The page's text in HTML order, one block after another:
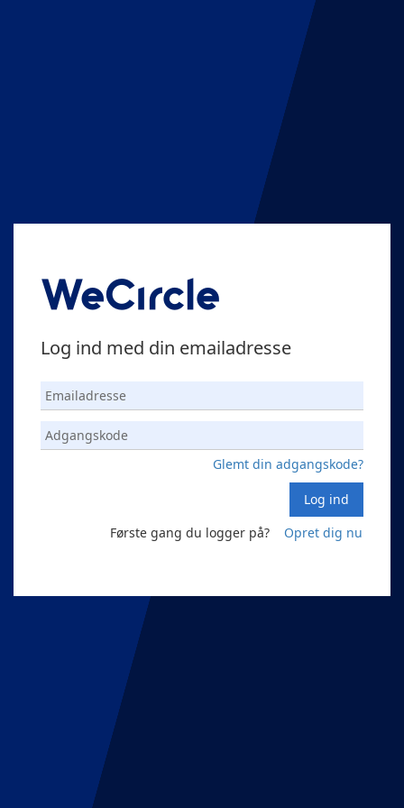
Log ind med din emailadresse
Glemt din adgangskode?
Log ind
Første gang du logger på?
Opret dig nu